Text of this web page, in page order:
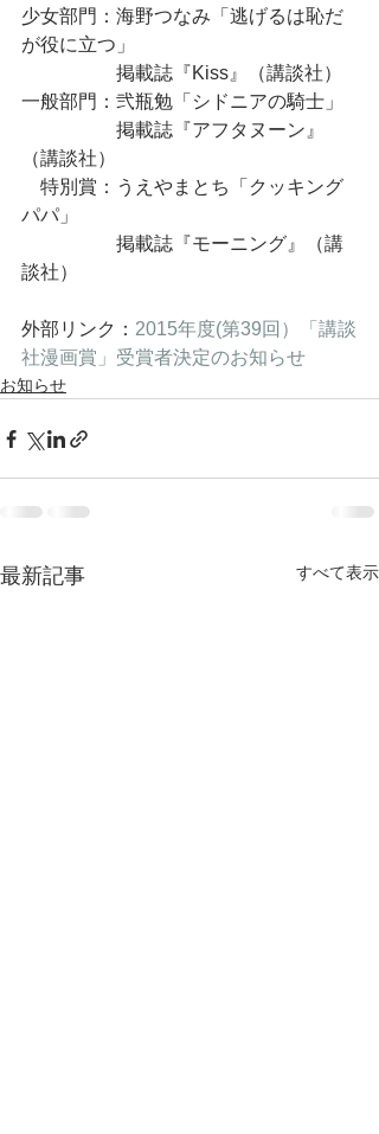
少女部門：海野つなみ「逃げるは恥だ
が役に立つ」
掲載誌『Kiss』（講談社）
一般部門：弐瓶勉「シドニアの騎士」
掲載誌『アフタヌーン』
（講談社）
特別賞：うえやまとち「クッキング
パパ」
掲載誌『モーニング』（講
談社）
外部リンク： 2015年度(第39回）「講談
社漫画賞」受賞者決定のお知らせ
お知らせ
最新記事 すべて表示